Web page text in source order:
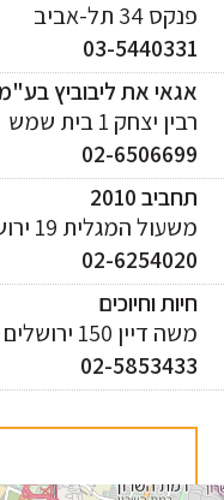
34 תל-אביב
03-
את ליבוביץ בע"מ
יצחק 1 בית שמש
02-
2010
המגלית 19 ירושלים
02-
וחיוכים
150 ירושלים
02-